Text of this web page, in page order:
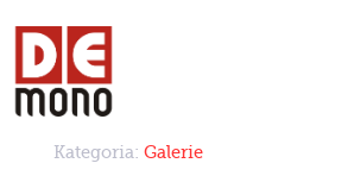
Kategoria: Galerie